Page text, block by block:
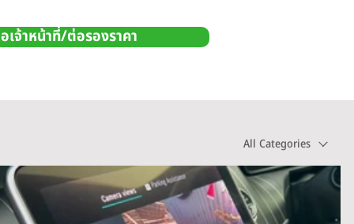
จ้าหน้าที่/ต่อรองราคา
All Categories